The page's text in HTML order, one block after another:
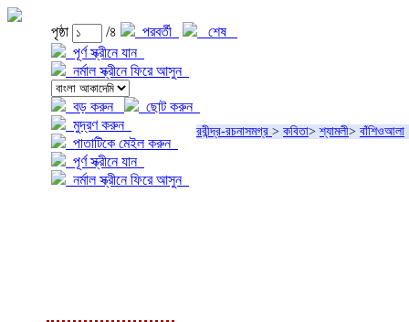
পৃষ্ঠা /৪ পরবর্তী
শেষ
পূর্ণ স্ক্রীনে যান
নর্মাল স্ক্রীনে ফিরে আসুন
বড় করুন
ছোট করুন
মুদ্রণ করুন
পাতাটিকে মেইল করুন
পূর্ণ স্ক্রীনে যান
নর্মাল স্ক্রীনে ফিরে আসুন
রবীন্দ্র-রচনাসমগ্র > কবিতা>শ্যামলী> বাঁশিওআলা